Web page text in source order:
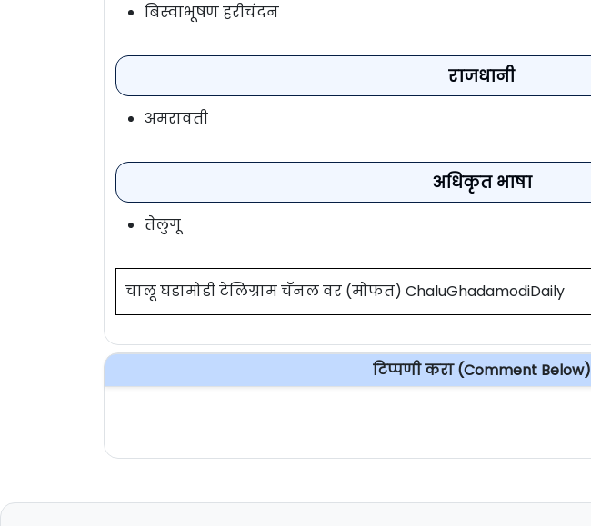
बिस्वाभूषण हरीचंदन
राजधानी
अमरावती
अधिकृत भाषा
तेलुगू
चालू घडामोडी टेलिग्राम चॅनल वर (मोफत) ChaluGhadamodiDaily
टिप्पणी करा (Comment Below)